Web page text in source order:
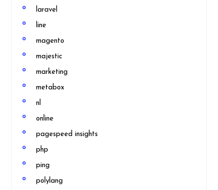
laravel
line
magento
majestic
marketing
metabox
nl
online
pagespeed insights
php
ping
polylang